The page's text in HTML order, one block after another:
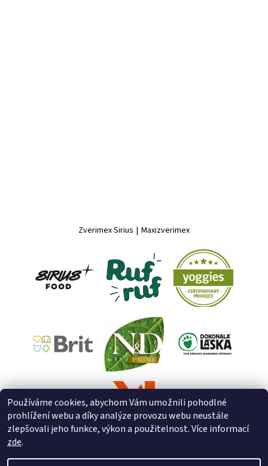
Zverimex Sirius | Maxizverimex
Používáme cookies, abychom Vám umožnili pohodlné
prohlížení webu a díky analýze provozu webu neustále
zlepšovali jeho funkce, výkon a použitelnost. Více informací
zde.